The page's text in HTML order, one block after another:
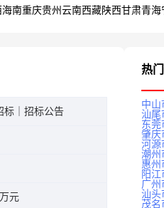
海南重庆贵州 云南西藏陕西甘肃青海
标｜招标公告
元
热
中山
汕尾
东莞
肇庆
河源
潮州
惠州
阳江
广州
汕头
茂名